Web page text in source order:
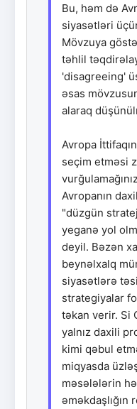
Bu, həm də
siyasətləri
Mövzuya
təhlil
'disagreeing'
əsas
alaraq
Avropa
seçim etməsi
Avropanın
"düzgün
yeganə yol
deyil. Bəzən
beynəlxalq
siyasətlərə
strategiyalar
təkan verir. Si
yalnız daxili
kimi qəbul
miqyasda
məsələlərin
əməkdaşlığın